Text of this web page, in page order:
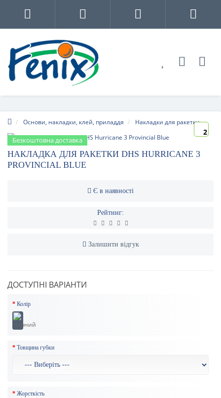
Основи, накладки, клей, приладдя Накладки для ракетки
Безкоштовна доставка
2
НАКЛАДКА ДЛЯ РАКЕТКИ DHS HURRICANE 3
PROVINCIAL BLUE
Є в наявності
Рейтинг:
Залишити відгук
ДОСТУПНІ ВАРІАНТИ
Колір
Товщина губки
Жорсткість